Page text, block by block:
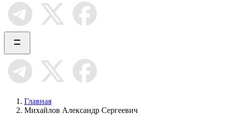
Главная
Михайлов Александр Сергеевич